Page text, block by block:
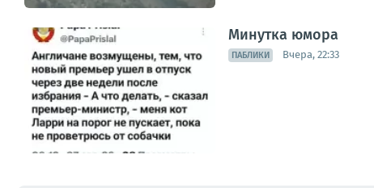
Минутка юмора
ПАБЛИКИ Вчера, 22:33